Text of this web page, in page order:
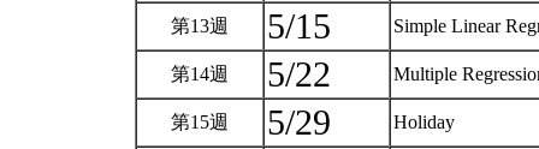
第13週 5/15 Simple Linear
第14週 5/22 Multiple
第15週 5/29 Holiday